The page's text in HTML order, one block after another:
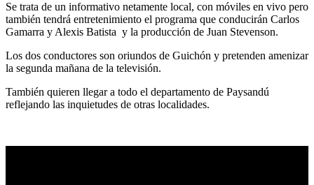
Se trata de un informativo netamente local, con móviles en vivo pero
también tendrá entretenimiento el programa que conducirán Carlos
Gamarra y Alexis Batista y la producción de Juan Stevenson.
Los dos conductores son oriundos de Guichón y pretenden amenizar
la segunda mañana de la televisión.
También quieren llegar a todo el departamento de Paysandú
reflejando las inquietudes de otras localidades.